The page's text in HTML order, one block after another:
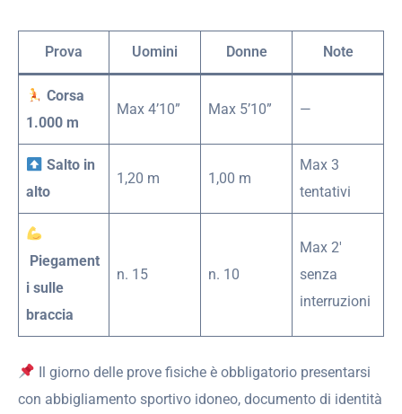
Prova Uomini Donne Note
Corsa
1.000 m
Max 4’10” Max 5’10” —
Salto in
alto
1,20 m 1,00 m
Max 3
tentativi
Piegament
i sulle
braccia
n. 15 n. 10
Max 2′
senza
interruzioni
Il giorno delle prove fisiche è obbligatorio presentarsi
con abbigliamento sportivo idoneo, documento di identità